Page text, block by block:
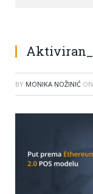
BY MONIKA NOŽINIĆ ON